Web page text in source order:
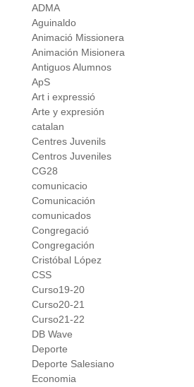
ADMA
Aguinaldo
Animació Missionera
Animación Misionera
Antiguos Alumnos
ApS
Art i expressió
Arte y expresión
catalan
Centres Juvenils
Centros Juveniles
CG28
comunicacio
Comunicación
comunicados
Congregació
Congregación
Cristóbal López
CSS
Curso19-20
Curso20-21
Curso21-22
DB Wave
Deporte
Deporte Salesiano
Economia